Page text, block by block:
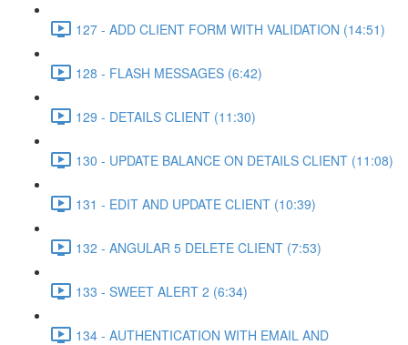
127 - ADD CLIENT FORM WITH VALIDATION (14:51)
128 - FLASH MESSAGES (6:42)
129 - DETAILS CLIENT (11:30)
130 - UPDATE BALANCE ON DETAILS CLIENT (11:08)
131 - EDIT AND UPDATE CLIENT (10:39)
132 - ANGULAR 5 DELETE CLIENT (7:53)
133 - SWEET ALERT 2 (6:34)
134 - AUTHENTICATION WITH EMAIL AND